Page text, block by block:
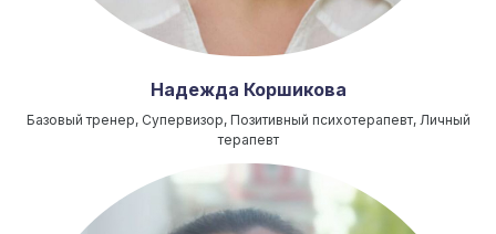
Надежда Коршикова
Базовый тренер, Супервизор, Позитивный психотерапевт, Личный
терапевт